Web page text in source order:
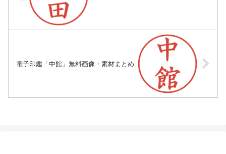
電子印鑑「中館」無料画像・素材まとめ